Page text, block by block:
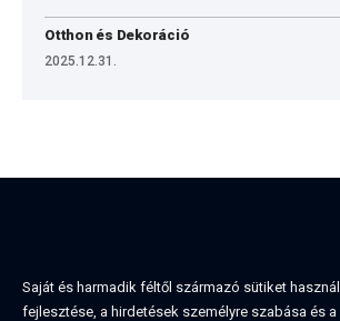
Otthon és Dekoráció
2025.12.31.
Saját és harmadik féltől származó sütiket
fejlesztése, a hirdetések személyre szabása és